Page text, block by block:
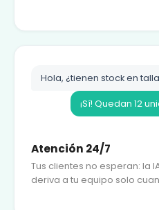
Hola, ¿tienen stock en
¡Sí! Quedan 12
Atención 24/7
Tus clientes no esperan: la
deriva a tu equipo solo